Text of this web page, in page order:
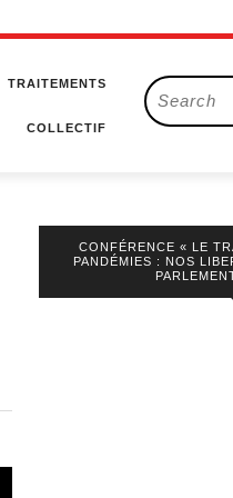
TRAITEMENTS
COLLECTIF
Search
for:
CONFÉRENCE « LE
PANDÉMIES : NOS